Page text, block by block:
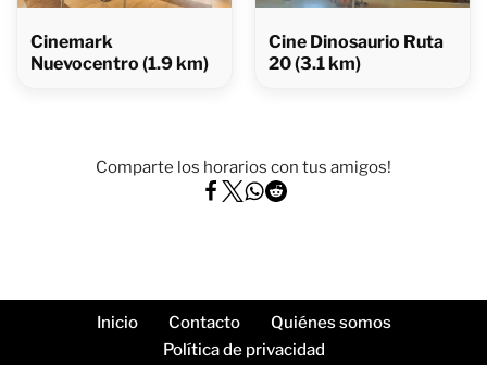
Cinemark
Nuevocentro (1.9 km)
Cine Dinosaurio Ruta
20 (3.1 km)
Comparte los horarios con tus amigos!
Inicio Contacto
Quiénes somos
Política de privacidad